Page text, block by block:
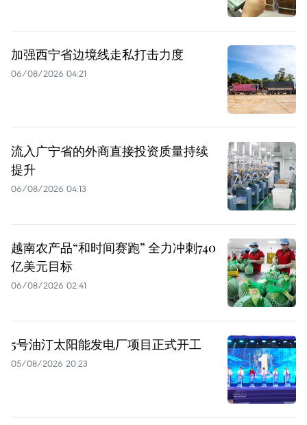
加强西宁省边境线走私打击力度
06/08/2026 04:21
流入广宁省的外商直接投资质量持续
提升
06/08/2026 04:13
越南农产品“和时间赛跑” 全力冲刺740
亿美元目标
06/08/2026 02:41
5号油汀太阳能发电厂项目正式开工
05/08/2026 20:23